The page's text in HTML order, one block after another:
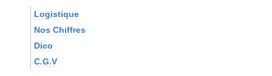
Logistique
Nos Chiffres
Dico
C.G.V